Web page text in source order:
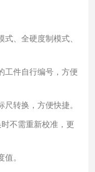
、全硬度制模式、
工件自行编号，方便
转换，方便快捷。
不需重新校准，更
。